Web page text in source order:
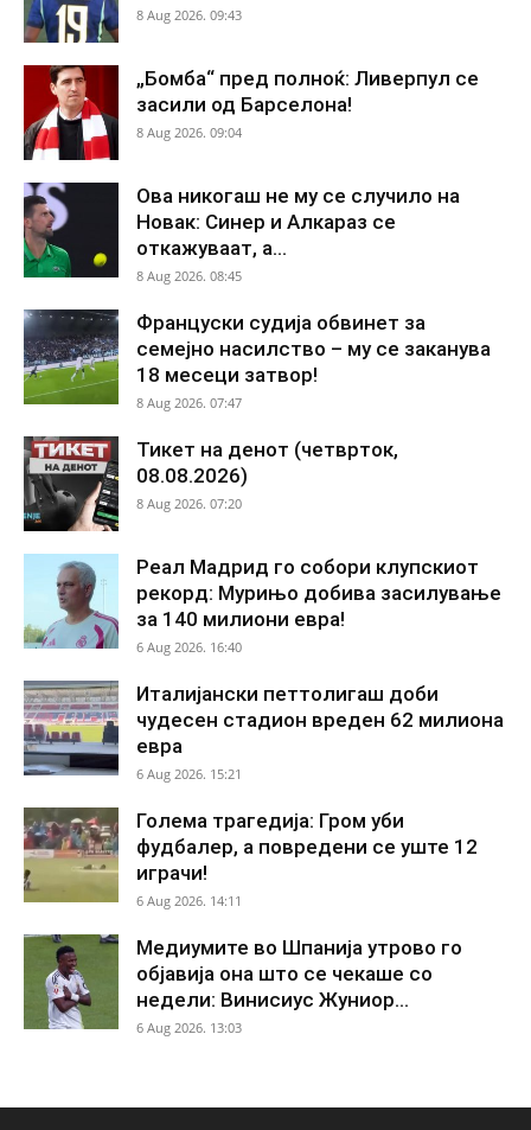
8 Aug 2026. 09:43
„Бомба“ пред полноќ: Ливерпул се
засили од Барселона!
8 Aug 2026. 09:04
Ова никогаш не му се случило на
Новак: Синер и Алкараз се
откажуваат, а...
8 Aug 2026. 08:45
Француски судија обвинет за
семејно насилство – му се заканува
18 месеци затвор!
8 Aug 2026. 07:47
Тикет на денот (четврток,
08.08.2026)
8 Aug 2026. 07:20
Реал Мадрид го собори клупскиот
рекорд: Мурињо добива засилување
за 140 милиони евра!
6 Aug 2026. 16:40
Италијански петтолигаш доби
чудесен стадион вреден 62 милиона
евра
6 Aug 2026. 15:21
Голема трагедија: Гром уби
фудбалер, а повредени се уште 12
играчи!
6 Aug 2026. 14:11
Медиумите во Шпанија утрово го
објавија она што се чекаше со
недели: Винисиус Жуниор...
6 Aug 2026. 13:03